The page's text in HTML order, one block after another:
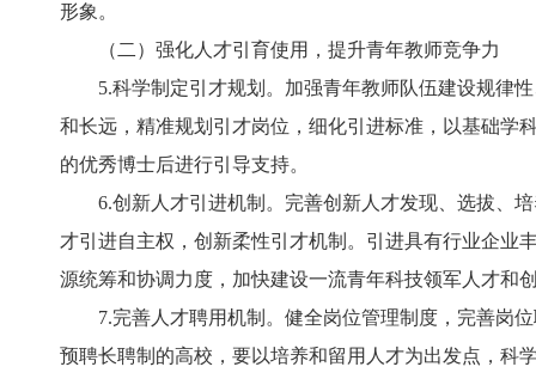
形象。
（二）强化人才引育使用，提升青年教师竞争力
5.科学制定引才规划。加强青年教师队伍建设规律性
和长远，精准规划引才岗位，细化引进标准，以基础学
的优秀博士后进行引导支持。
6.创新人才引进机制。完善创新人才发现、选拔、培
才引进自主权，创新柔性引才机制。引进具有行业企业
源统筹和协调力度，加快建设一流青年科技领军人才和
7.完善人才聘用机制。健全岗位管理制度，完善岗位
预聘长聘制的高校，要以培养和留用人才为出发点，科